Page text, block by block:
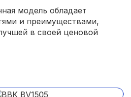
модель обладает
и преимуществами,
в своей ценовой